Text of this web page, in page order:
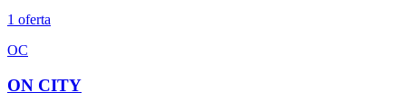
1 oferta
OC
ON CITY